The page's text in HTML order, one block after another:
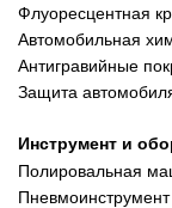
Флуоресцентная
Автомобильная
Антигравийные
Защита
Инструмент и
Полировальная
Пневмоинструмент